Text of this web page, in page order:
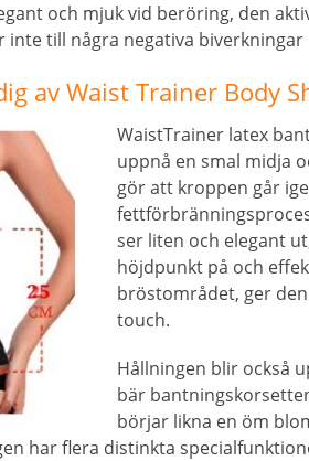
och mjuk vid beröring, den
inte till några negativa biverkningar
av Waist Trainer Body
WaistTrainer latex
uppnå en smal midja
gör att kroppen går
ser liten och elegant
höjdpunkt på och
bröstområdet, ger
touch.
Hållningen blir också
bär
börjar likna en öm
har flera distinkta